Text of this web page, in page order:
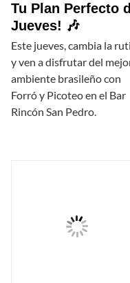
Tu Plan Perfecto
Jueves! 🎶
Este jueves, cambia la
y ven a disfrutar del
ambiente brasileño con
Forró y Picoteo en el Bar
Rincón San Pedro.